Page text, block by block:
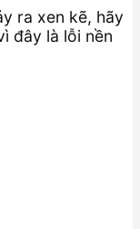
ra xen kẽ, hãy
đây là lỗi nền